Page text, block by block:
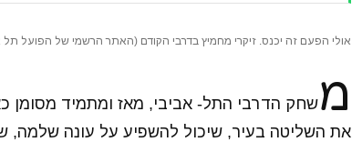
אולי הפעם זה יכנס. זיקרי מחמיץ בדרבי הקודם (האתר הרשמי של הפועל תל
משחק הדרבי התל- אביבי, מאז ומתמיד מסומן
את השליטה בעיר, שיכול להשפיע על עונה שלמה,